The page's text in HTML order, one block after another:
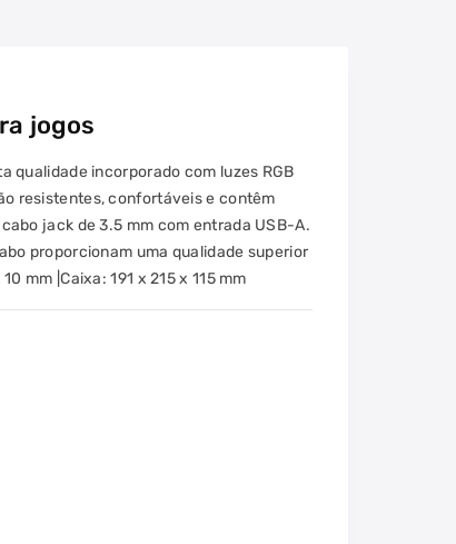
jogos
qualidade incorporado com luzes RGB
resistentes, confortáveis e contêm
jack de 3.5 mm com entrada USB-A.
proporcionam uma qualidade superior
mm |Caixa: 191 x 215 x 115 mm